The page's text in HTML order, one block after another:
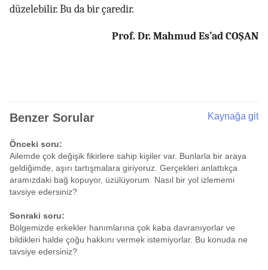
düzelebilir. Bu da bir çaredir.
Prof. Dr. Mahmud Es’ad COŞAN
Benzer Sorular Kaynağa git
Önceki soru:
Ailemde çok değişik fikirlere sahip kişiler var. Bunlarla bir araya
geldiğimde, aşırı tartışmalara giriyoruz. Gerçekleri anlattıkça
aramızdaki bağ kopuyor, üzülüyorum. Nasıl bir yol izlememi
tavsiye edersiniz?
Sonraki soru:
Bölgemizde erkekler hanımlarına çok kaba davranıyorlar ve
bildikleri halde çoğu hakkını vermek istemiyorlar. Bu konuda ne
tavsiye edersiniz?